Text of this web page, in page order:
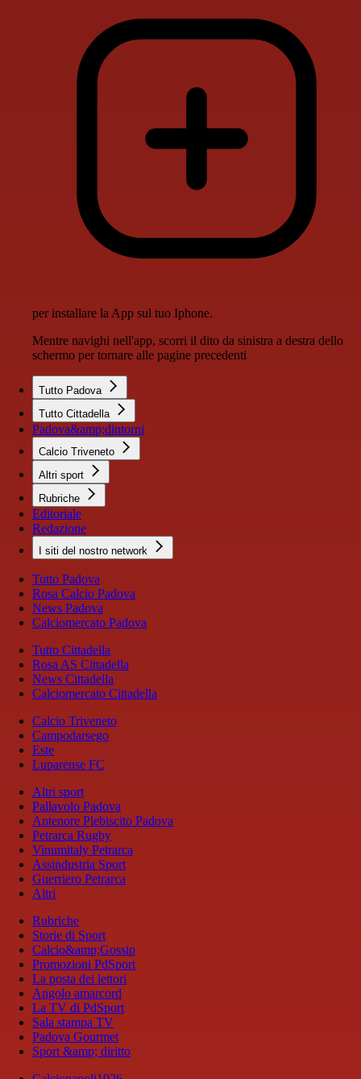
per installare la App sul tuo Iphone.
Mentre navighi nell'app, scorri il dito da sinistra a destra dello
schermo per tornare alle pagine precedenti
Tutto Padova
Tutto Cittadella
Padova&amp;dintorni
Calcio Triveneto
Altri sport
Rubriche
Editoriale
Redazione
I siti del nostro network
Tutto Padova
Rosa Calcio Padova
News Padova
Calciomercato Padova
Tutto Cittadella
Rosa AS Cittadella
News Cittadella
Calciomercato Cittadella
Calcio Triveneto
Campodarsego
Este
Luparense FC
Altri sport
Pallavolo Padova
Antenore Plebiscito Padova
Petrarca Rugby
Vinumitaly Petrarca
Assindustria Sport
Guerriero Petrarca
Altri
Rubriche
Storie di Sport
Calcio&amp;Gossip
Promozioni PdSport
La posta dei lettori
Angolo amarcord
La TV di PdSport
Sala stampa TV
Padova Gourmet
Sport &amp; diritto